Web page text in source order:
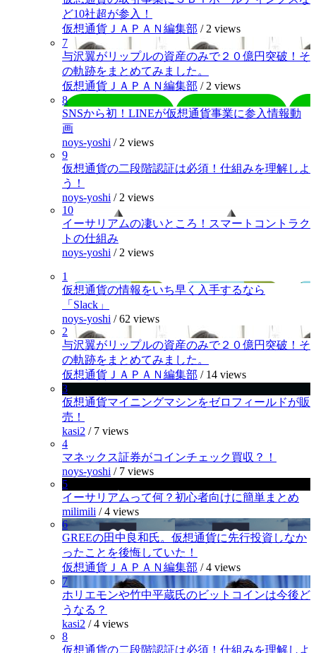
ど10社超が参入！
仮想通貨ＪＡＰＡＮ編集部 / 2 views
7
与沢翼がリップルの資産のみで２０億円突破！そ
の軌跡をまとめてみました。
仮想通貨ＪＡＰＡＮ編集部 / 2 views
8
SNSから初！LINEが仮想通貨事業に参入情報動
画
noys-yoshi / 2 views
9
仮想通貨の二段階認証は必須！仕組みを理解しよ
う！
noys-yoshi / 2 views
10
イーサリアムの凄いところ！スマートコントラク
トの仕組み
noys-yoshi / 2 views
1
仮想通貨の情報をいち早く入手するなら
「Slack」
noys-yoshi /62 views
2
与沢翼がリップルの資産のみで２０億円突破！そ
の軌跡をまとめてみました。
仮想通貨ＪＡＰＡＮ編集部 / 14 views
3
仮想通貨マイニングマシンをゼロフィールドが販
売！
kasi2 / 7 views
4
マネックス証券がコインチェック買収？！
noys-yoshi / 7 views
5
イーサリアムって何？初心者向けに簡単まとめ
milimili /4 views
6
GREEの田中良和氏。仮想通貨に先行投資しなか
ったことを後悔していた！
仮想通貨ＪＡＰＡＮ編集部 /4 views
7
ホリエモンや竹中平蔵氏のビットコインは今後ど
うなる？
kasi2 /4 views
8
仮想通貨の二段階認証は必須！仕組みを理解しよ